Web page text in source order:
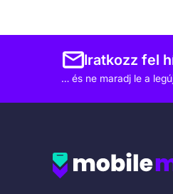
Iratkozz fel
… és ne maradj le a